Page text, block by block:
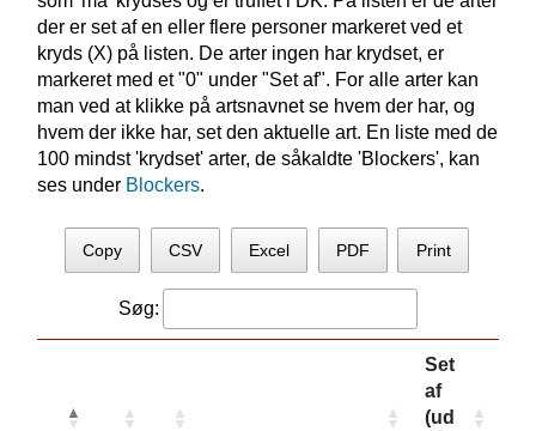
der er set af en eller flere personer markeret ved et
kryds (X) på listen. De arter ingen har krydset, er
markeret med et "0" under "Set af". For alle arter kan
man ved at klikke på artsnavnet se hvem der har, og
hvem der ikke har, set den aktuelle art. En liste med de
100 mindst 'krydset' arter, de såkaldte 'Blockers', kan
ses under Blockers.
Copy CSV Excel PDF Print
Søg:
Set
af
(ud